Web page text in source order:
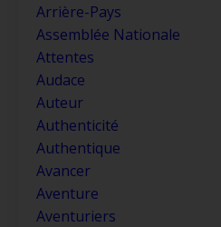
Arrière-Pays
Assemblée Nationale
Attentes
Audace
Auteur
Authenticité
Authentique
Avancer
Aventure
Aventuriers